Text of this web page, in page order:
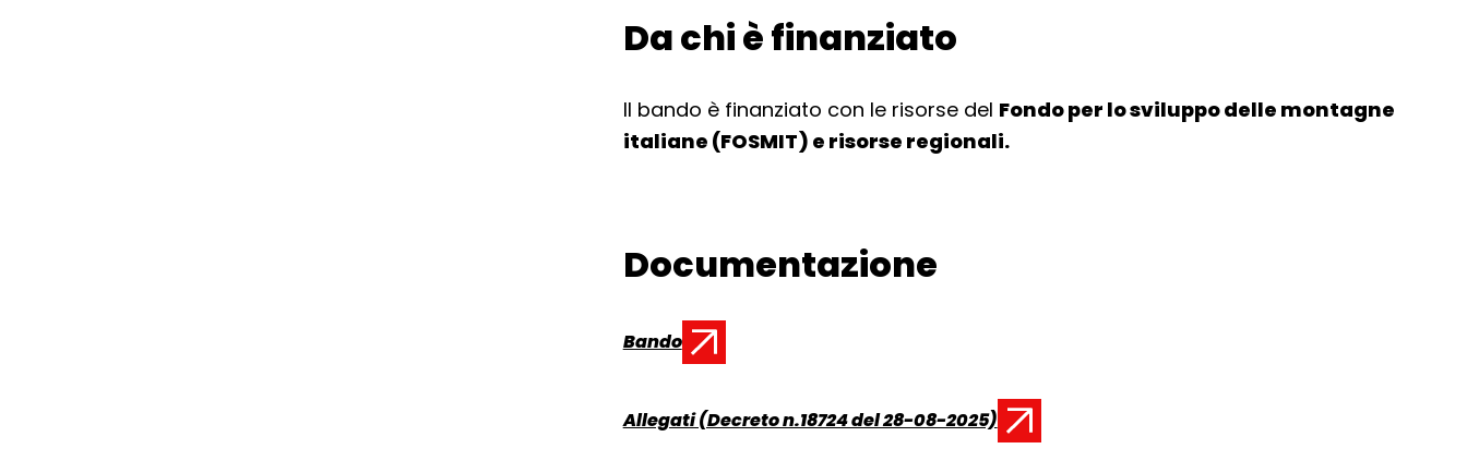
Da chi è finanziato
Il bando è finanziato con le risorse del Fondo per lo sviluppo delle montagne
italiane (FOSMIT) e risorse regionali.
Torna alla navigazione
Documentazione
Documento:
Bando
Documento:
Allegati (Decreto n.18724 del 28-08-2025)
Torna alla navigazione